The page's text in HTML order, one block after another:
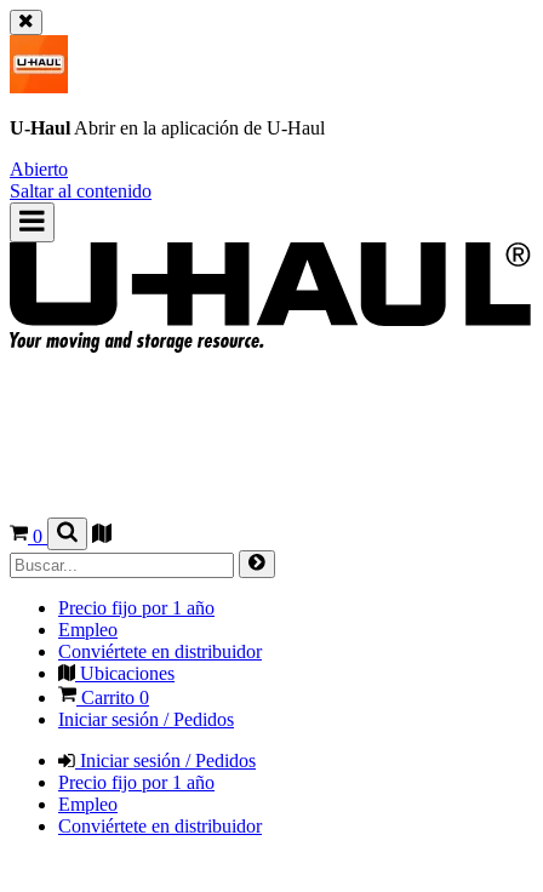
U-Haul Abrir en la aplicación de U-Haul
Abierto
Saltar al contenido
0
Precio fijo por 1 año
Empleo
Conviértete en distribuidor
Ubicaciones
Carrito 0
Iniciar sesión / Pedidos
Iniciar sesión / Pedidos
Precio fijo por 1 año
Empleo
Conviértete en distribuidor